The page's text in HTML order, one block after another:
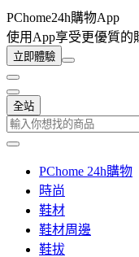
PChome24h購物App
使用App享受更優質的
立即體驗
全站
PChome 24h購物
時尚
鞋材
鞋材周邊
鞋拔